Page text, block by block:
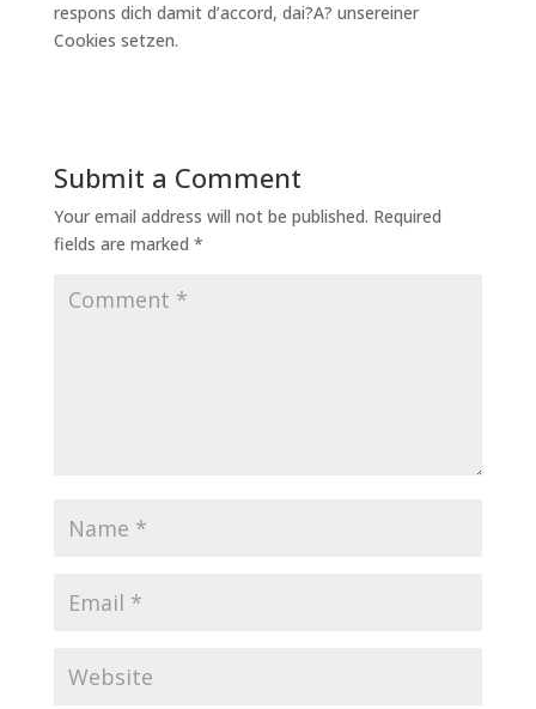
respons dich damit d’accord, dai?A? unsereiner
Cookies setzen.
Submit a Comment
Your email address will not be published. Required
fields are marked *